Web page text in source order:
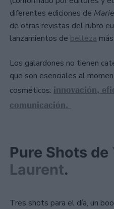
diferentes ediciones de
de otras revistas del rubro
lanzamientos de belleza
Los galardones no tienen
que son esenciales al
cosméticos: innovación,
comunicación.
Pure Shots de
Laurent.
Tres shots para el día, un